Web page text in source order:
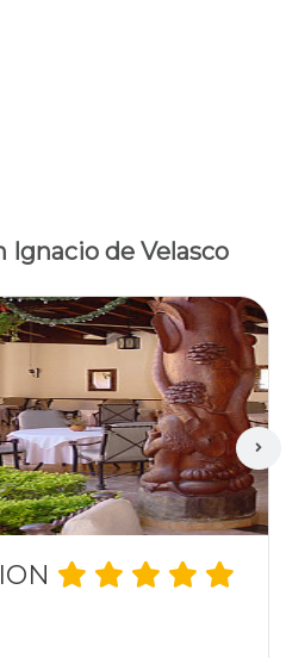
Ignacio de Velasco